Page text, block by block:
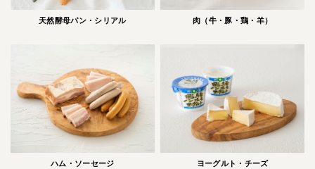
天然酵母パン・シリアル 肉（牛・豚・鶏・羊）
ハム・ソーセージ ヨーグルト・チーズ